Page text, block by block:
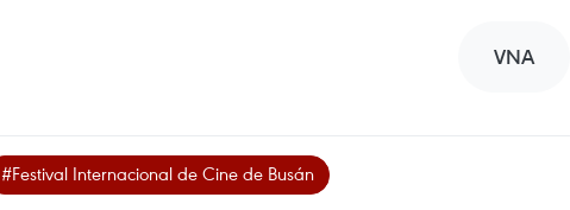
VNA
#Festival Internacional de Cine de Busán